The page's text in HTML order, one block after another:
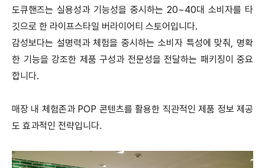
도큐핸즈는 실용성과 기능성을 중시하는 20~40대 소비자를 타
깃으로 한 라이프스타일 버라이어티 스토어입니다.
감성보다는 설명력과 체험을 중시하는 소비자 특성에 맞춰, 명확
한 기능을 강조한 제품 구성과 전문성을 전달하는 패키징이 중요
합니다.
매장 내 체험존과 POP 콘텐츠를 활용한 직관적인 제품 정보 제공
도 효과적인 전략입니다.